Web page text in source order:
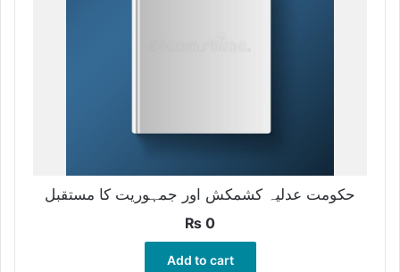
حکومت عدلیہ کشمکش اور جمہوریت کا مستقبل
₨ 0
Add to cart